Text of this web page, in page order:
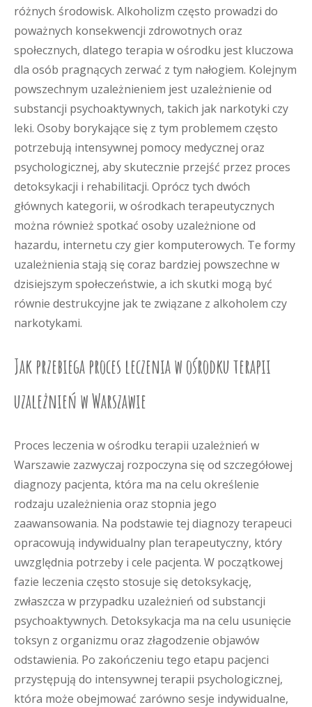
różnych środowisk. Alkoholizm często prowadzi do
poważnych konsekwencji zdrowotnych oraz
społecznych, dlatego terapia w ośrodku jest kluczowa
dla osób pragnących zerwać z tym nałogiem. Kolejnym
powszechnym uzależnieniem jest uzależnienie od
substancji psychoaktywnych, takich jak narkotyki czy
leki. Osoby borykające się z tym problemem często
potrzebują intensywnej pomocy medycznej oraz
psychologicznej, aby skutecznie przejść przez proces
detoksykacji i rehabilitacji. Oprócz tych dwóch
głównych kategorii, w ośrodkach terapeutycznych
można również spotkać osoby uzależnione od
hazardu, internetu czy gier komputerowych. Te formy
uzależnienia stają się coraz bardziej powszechne w
dzisiejszym społeczeństwie, a ich skutki mogą być
równie destrukcyjne jak te związane z alkoholem czy
narkotykami.
Jak przebiega proces leczenia w ośrodku terapii
uzależnień w Warszawie
Proces leczenia w ośrodku terapii uzależnień w
Warszawie zazwyczaj rozpoczyna się od szczegółowej
diagnozy pacjenta, która ma na celu określenie
rodzaju uzależnienia oraz stopnia jego
zaawansowania. Na podstawie tej diagnozy terapeuci
opracowują indywidualny plan terapeutyczny, który
uwzględnia potrzeby i cele pacjenta. W początkowej
fazie leczenia często stosuje się detoksykację,
zwłaszcza w przypadku uzależnień od substancji
psychoaktywnych. Detoksykacja ma na celu usunięcie
toksyn z organizmu oraz złagodzenie objawów
odstawienia. Po zakończeniu tego etapu pacjenci
przystępują do intensywnej terapii psychologicznej,
która może obejmować zarówno sesje indywidualne,